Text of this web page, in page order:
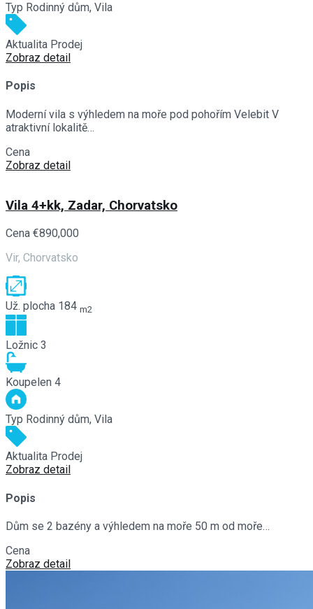
Typ Rodinný dům, Vila
Aktualita Prodej
Zobraz detail
Popis
Moderní vila s výhledem na moře pod pohořím Velebit V
atraktivní lokalitě…
Cena
Zobraz detail
Vila 4+kk, Zadar, Chorvatsko
Cena €890,000
Vir, Chorvatsko
Už. plocha 184 m2
Ložnic 3
Koupelen 4
Typ Rodinný dům, Vila
Aktualita Prodej
Zobraz detail
Popis
Dům se 2 bazény a výhledem na moře 50 m od moře…
Cena
Zobraz detail